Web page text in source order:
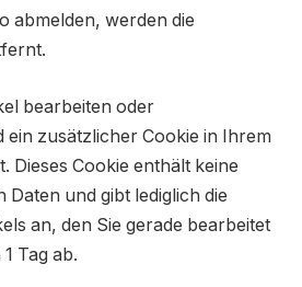
abmelden, werden die
bearbeiten oder
zusätzlicher Cookie in Ihrem
Dieses Cookie enthält keine
und gibt lediglich die
an, den Sie gerade bearbeitet
Tag ab.